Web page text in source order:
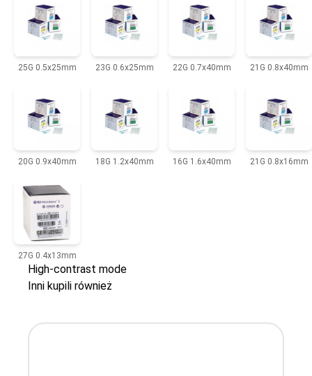
25G 0.5x25mm 23G 0.6x25mm 22G 0.7x40mm 21G 0.8x40mm
20G 0.9x40mm 18G 1.2x40mm 16G 1.6x40mm 21G 0.8x16mm
27G 0.4x13mm
High-contrast mode
Inni kupili również